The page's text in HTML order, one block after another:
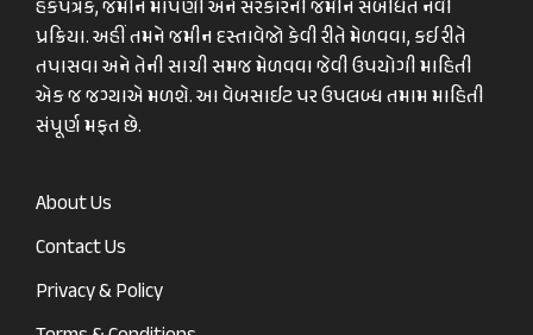
હકપત્રક, જમીન માપણી અને સરકારની જમીન સંબંધિત નવી
પ્રક્રિયા. અહીં તમને જમીન દસ્તાવેજો કેવી રીતે મેળવવા, કઈ રીતે
તપાસવા અને તેની સાચી સમજ મેળવવા જેવી ઉપયોગી માહિતી
એક જ જગ્યાએ મળશે. આ વેબસાઈટ પર ઉપલબ્ધ તમામ માહિતી
સંપૂર્ણ મફત છે.
About Us
Contact Us
Privacy & Policy